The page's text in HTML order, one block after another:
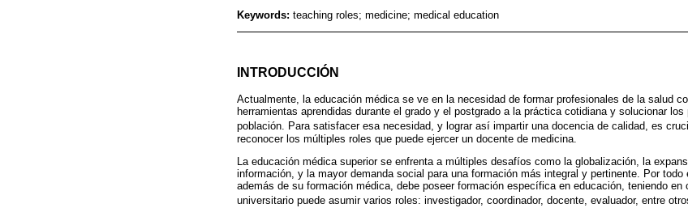
Keywords: teaching roles; medicine; medical education
INTRODUCCIÓN
Actualmente, la educación médica se ve en la necesidad de formar profesionales de la salud
herramientas aprendidas durante el grado y el postgrado a la práctica cotidiana y solucionar
población. Para satisfacer esa necesidad, y lograr así impartir una docencia de calidad, es
reconocer los múltiples roles que puede ejercer un docente de medicina.
La educación médica superior se enfrenta a múltiples desafíos como la globalización, la
información, y la mayor demanda social para una formación más integral y pertinente. Por
además de su formación médica, debe poseer formación específica en educación, teniendo en
universitario puede asumir varios roles: investigador, coordinador, docente, evaluador, entre